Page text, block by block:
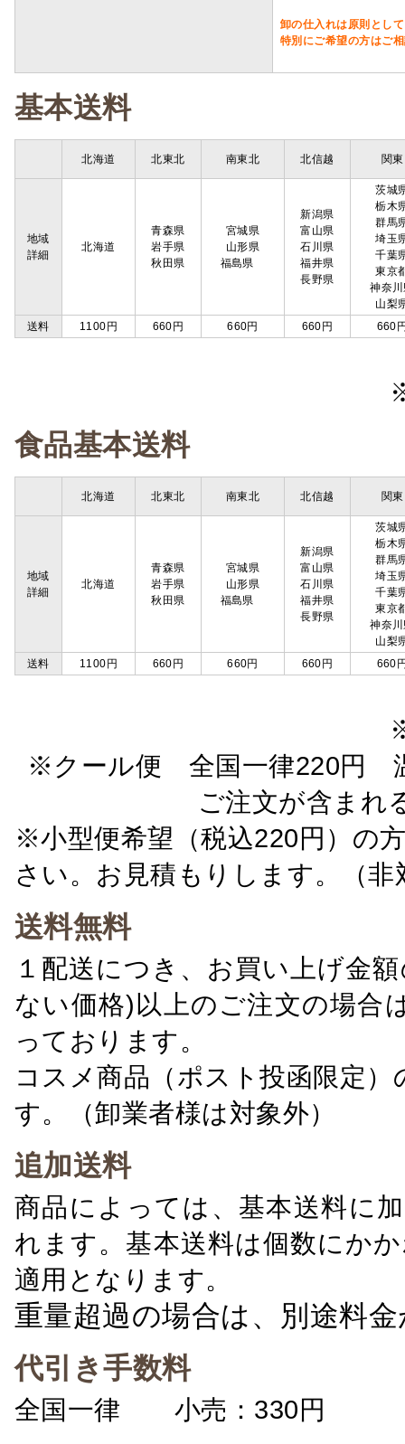
卸の仕入れは原則とし
特別にご希望の方はご
基本送料
北海道 北東北 南東北 北信越 関東
地域
詳細
北海道
青森県
岩手県
秋田県
宮城県
山形県
福島県
新潟県
富山県
石川県
福井県
長野県
茨城
栃木
群馬
埼玉
千葉
東京
神奈
山梨
送料
1100円 660円 660円 660円 660
食品基本送料
北海道 北東北 南東北 北信越 関東
地域
詳細
北海道
青森県
岩手県
秋田県
宮城県
山形県
福島県
新潟県
富山県
石川県
福井県
長野県
茨城
栃木
群馬
埼玉
千葉
東京
神奈
山梨
送料
1100円 660円 660円 660円 660
※クール便 全国一律220円
ご注文が含ま
※小型便希望（税込220円）の
さい。お見積もりします。（非
送料無料
１配送につき、お買い上げ金
ない価格)以上のご注文の場合
っております。
コスメ商品（ポスト投函限定
す。（卸業者様は対象外）
追加送料
商品によっては、基本送料に
れます。基本送料は個数にか
適用となります。
重量超過の場合は、別途料
代引き手数料
全国一律 小売：330円 卸